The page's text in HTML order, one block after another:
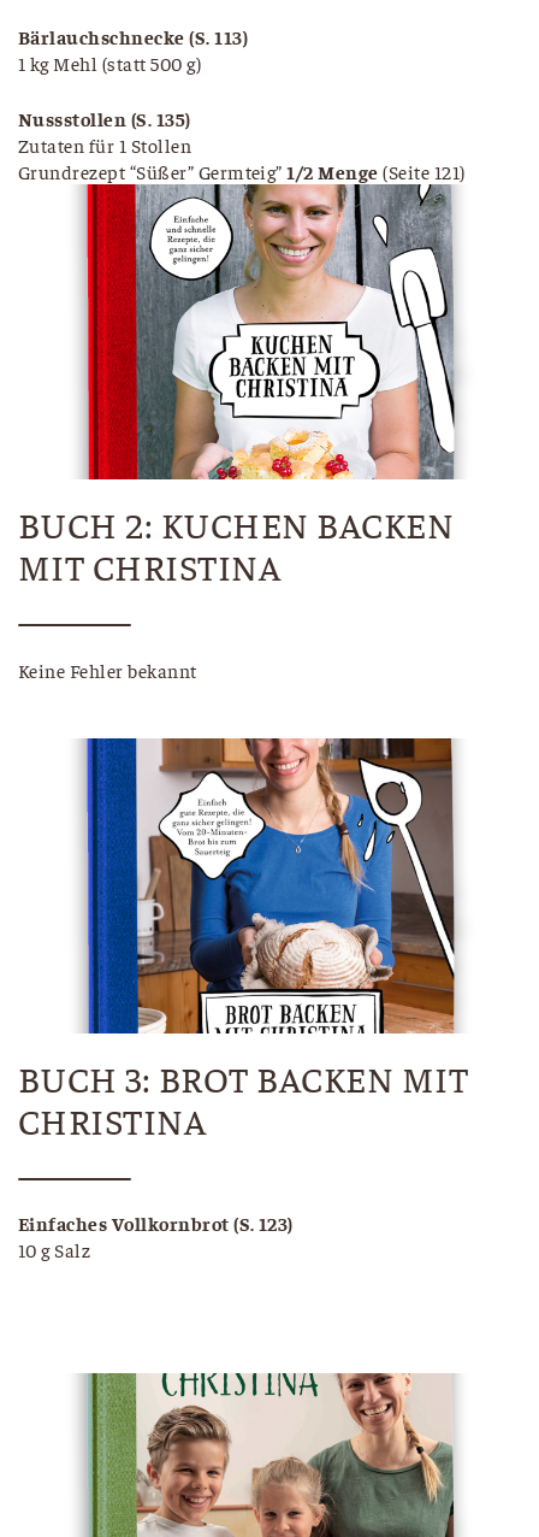
Bärlauchschnecke (S. 113)
1 kg Mehl (statt 500 g)
Nussstollen (S. 135)
Zutaten für 1 Stollen
Grundrezept “Süßer” Germteig”1/2 Menge (Seite 121)
BUCH 2: KUCHEN BACKEN
MIT CHRISTINA
Keine Fehler bekannt
BUCH 3: BROT BACKEN MIT
CHRISTINA
Einfaches Vollkornbrot (S. 123)
10 g Salz